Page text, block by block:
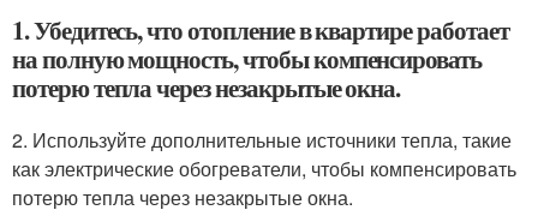
1. Убедитесь, что отопление в квартире работает
на полную мощность, чтобы компенсировать
потерю тепла через незакрытые окна.
2. Используйте дополнительные источники тепла, такие
как электрические обогреватели, чтобы компенсировать
потерю тепла через незакрытые окна.